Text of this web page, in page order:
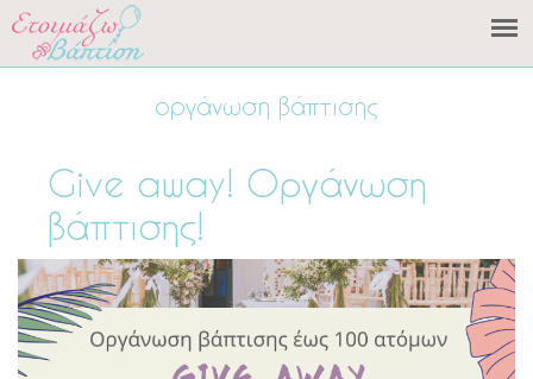
οργάνωση βάπτισης
Give away! Οργάνωση
βάπτισης!